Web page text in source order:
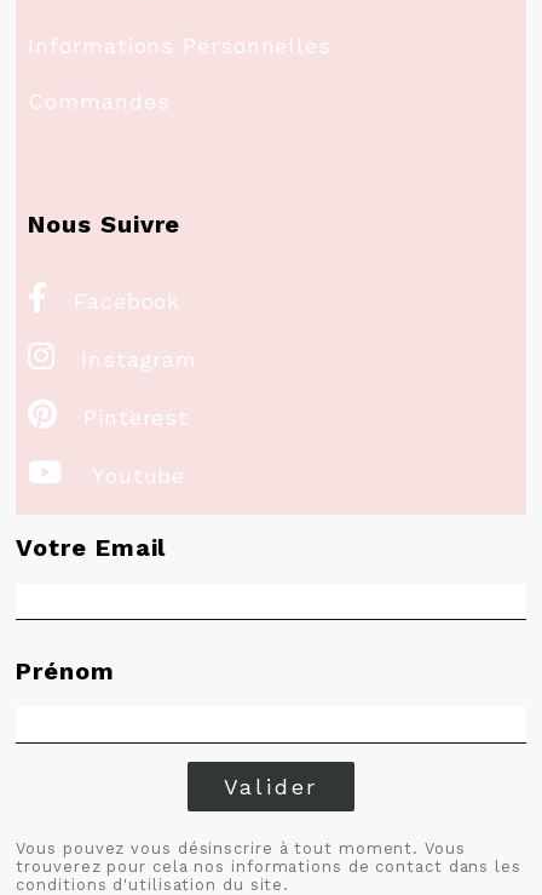
Informations Personnelles
Commandes
Nous Suivre
 Facebook
 Instagram
 Pinterest
 Youtube
Votre Email
Prénom
Valider
Vous pouvez vous désinscrire à tout moment. Vous
trouverez pour cela nos informations de contact dans les
conditions d'utilisation du site.